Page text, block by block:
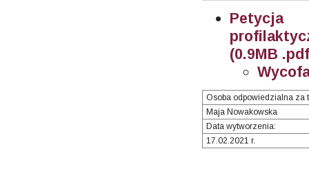
Petycja
(0.9MB
Osoba odpowiedzialna za
Maja Nowakowska
Data wytworzenia:
17.02.2021 r.